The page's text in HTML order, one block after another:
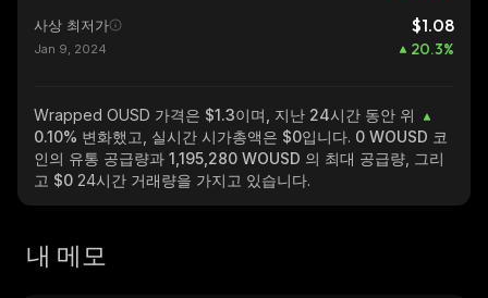
사상 최저가 $1.08
Jan 9, 2024 20.3%
Wrapped OUSD 가격은 $1.3이며, 지난 24시간 동안 위
0.10% 변화했고, 실시간 시가총액은 $0입니다. 0 WOUSD 코
인의 유통 공급량과 1,195,280 WOUSD 의 최대 공급량, 그리
고 $0 24시간 거래량을 가지고 있습니다.
내 메모